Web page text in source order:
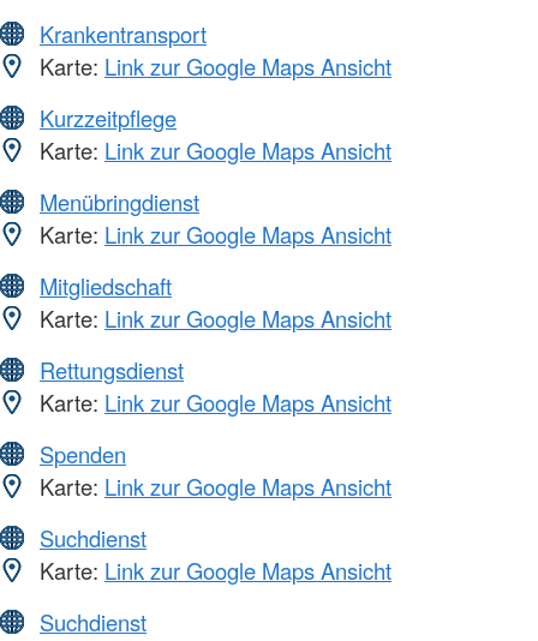
Krankentransport
Karte: Link zur Google Maps Ansicht
Kurzzeitpflege
Karte: Link zur Google Maps Ansicht
Menübringdienst
Karte: Link zur Google Maps Ansicht
Mitgliedschaft
Karte: Link zur Google Maps Ansicht
Rettungsdienst
Karte: Link zur Google Maps Ansicht
Spenden
Karte: Link zur Google Maps Ansicht
Suchdienst
Karte: Link zur Google Maps Ansicht
Suchdienst